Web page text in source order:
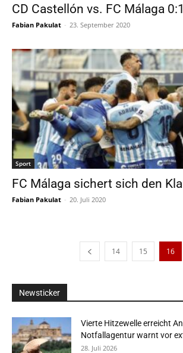
CD Castellón vs. FC Málaga 0:1
Fabian Pakulat - 23. September 2020
Sport
FC Málaga sichert sich den
Fabian Pakulat - 20. Juli 2020
14 15 16
Newsticker
Vierte Hitzewelle erreicht
Notfallagentur warnt vor
28. Juli 2026